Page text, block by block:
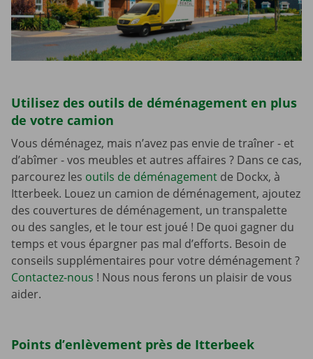
Utilisez des outils de déménagement en plus
de votre camion
Vous déménagez, mais n’avez pas envie de traîner - et
d’abîmer - vos meubles et autres affaires ? Dans ce cas,
parcourez les outils de déménagement de Dockx, à
Itterbeek. Louez un camion de déménagement, ajoutez
des couvertures de déménagement, un transpalette
ou des sangles, et le tour est joué ! De quoi gagner du
temps et vous épargner pas mal d’efforts. Besoin de
conseils supplémentaires pour votre déménagement ?
Contactez-nous ! Nous nous ferons un plaisir de vous
aider.
Points d’enlèvement près de Itterbeek